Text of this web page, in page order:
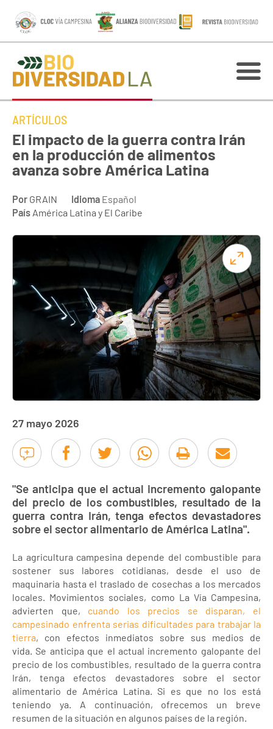
ARTÍCULOS
El impacto de la guerra contra Irán
en la producción de alimentos
avanza sobre América Latina
Por GRAIN Idioma Español
País América Latina y El Caribe
27 mayo 2026
"Se anticipa que el actual incremento galopante
del precio de los combustibles, resultado de la
guerra contra Irán, tenga efectos devastadores
sobre el sector alimentario de América Latina".
La agricultura campesina depende del combustible para
sostener sus labores cotidianas, desde el uso de
maquinaria hasta el traslado de cosechas a los mercados
locales. Movimientos sociales, como La Vía Campesina,
advierten que, cuando los precios se disparan, el
campesinado enfrenta serias dificultades para trabajar la
tierra, con efectos inmediatos sobre sus medios de
vida. Se anticipa que el actual incremento galopante del
precio de los combustibles, resultado de la guerra contra
Irán, tenga efectos devastadores sobre el sector
alimentario de América Latina. Si es que no los está
teniendo ya. A continuación, ofrecemos un breve
resumen de la situación en algunos países de la región.